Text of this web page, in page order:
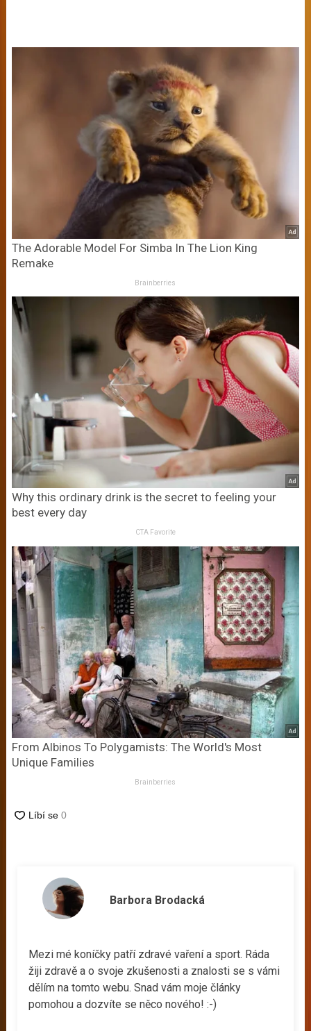
The Adorable Model For Simba In The Lion King
Remake
Brainberries
Why this ordinary drink is the secret to feeling your
best every day
CTA Favorite
From Albinos To Polygamists: The World's Most
Unique Families
Brainberries
Barbora Brodacká
Mezi mé koníčky patří zdravé vaření a sport. Ráda
žiji zdravě a o svoje zkušenosti a znalosti se s vámi
dělím na tomto webu. Snad vám moje články
pomohou a dozvíte se něco nového! :-)